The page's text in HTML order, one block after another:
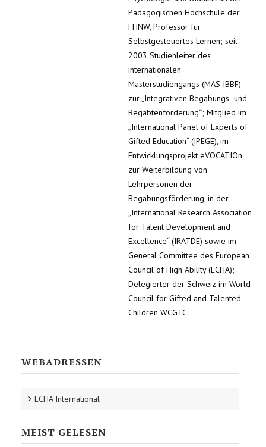
Pädagogischen Hochschule der
FHNW, Professor für
Selbstgesteuertes Lernen; seit
2003 Studienleiter des
internationalen
Masterstudiengangs (MAS IBBF)
zur „Integrativen Begabungs- und
Begabtenförderung“; Mitglied im
„International Panel of Experts of
Gifted Education“ (IPEGE), im
Entwicklungsprojekt eVOCATIOn
zur Weiterbildung von
Lehrpersonen der
Begabungsförderung, in der
„International Research Association
for Talent Development and
Excellence“ (IRATDE) sowie im
General Committee des European
Council of High Ability (ECHA);
Delegierter der Schweiz im World
Council for Gifted and Talented
Children WCGTC.
WEBADRESSEN
ECHA International
MEIST GELESEN